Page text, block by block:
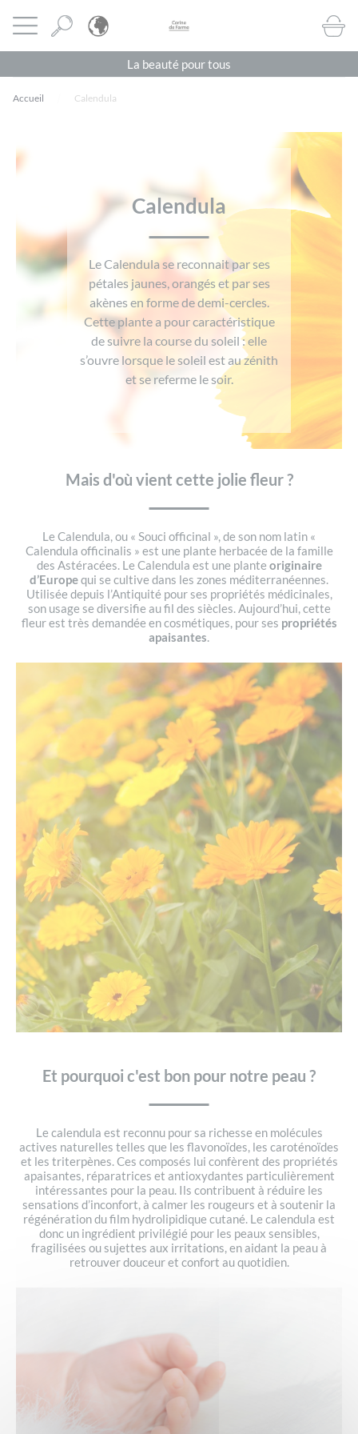
Ouvrir le menu CORINE DE FARME BE
La beauté pour tous
Accueil Calendula
Calendula
Le Calendula se reconnait par ses
pétales jaunes, orangés et par ses
akènes en forme de demi-cercles.
Cette plante a pour caractéristique
de suivre la course du soleil : elle
s’ouvre lorsque le soleil est au zénith
et se referme le soir.
Mais d'où vient cette jolie fleur ?
Le Calendula, ou « Souci officinal », de son nom latin «
Calendula officinalis » est une plante herbacée de la famille
des Astéracées. Le Calendula est une plante originaire
d’Europequi se cultive dans les zones méditerranéennes.
Utilisée depuis l’Antiquité pour ses propriétés médicinales,
son usage se diversifie au fil des siècles. Aujourd’hui, cette
fleur est très demandée en cosmétiques, pour ses propriétés
apaisantes.
Et pourquoi c'est bon pour notre peau ?
Le calendula est reconnu pour sa richesse en molécules
actives naturelles telles que les flavonoïdes, les caroténoïdes
et les triterpènes. Ces composés lui confèrent des propriétés
apaisantes, réparatrices et antioxydantes particulièrement
intéressantes pour la peau. Ils contribuent à réduire les
sensations d’inconfort, à calmer les rougeurs et à soutenir la
régénération du film hydrolipidique cutané. Le calendula est
donc un ingrédient privilégié pour les peaux sensibles,
fragilisées ou sujettes aux irritations, en aidant la peau à
retrouver douceur et confort au quotidien.